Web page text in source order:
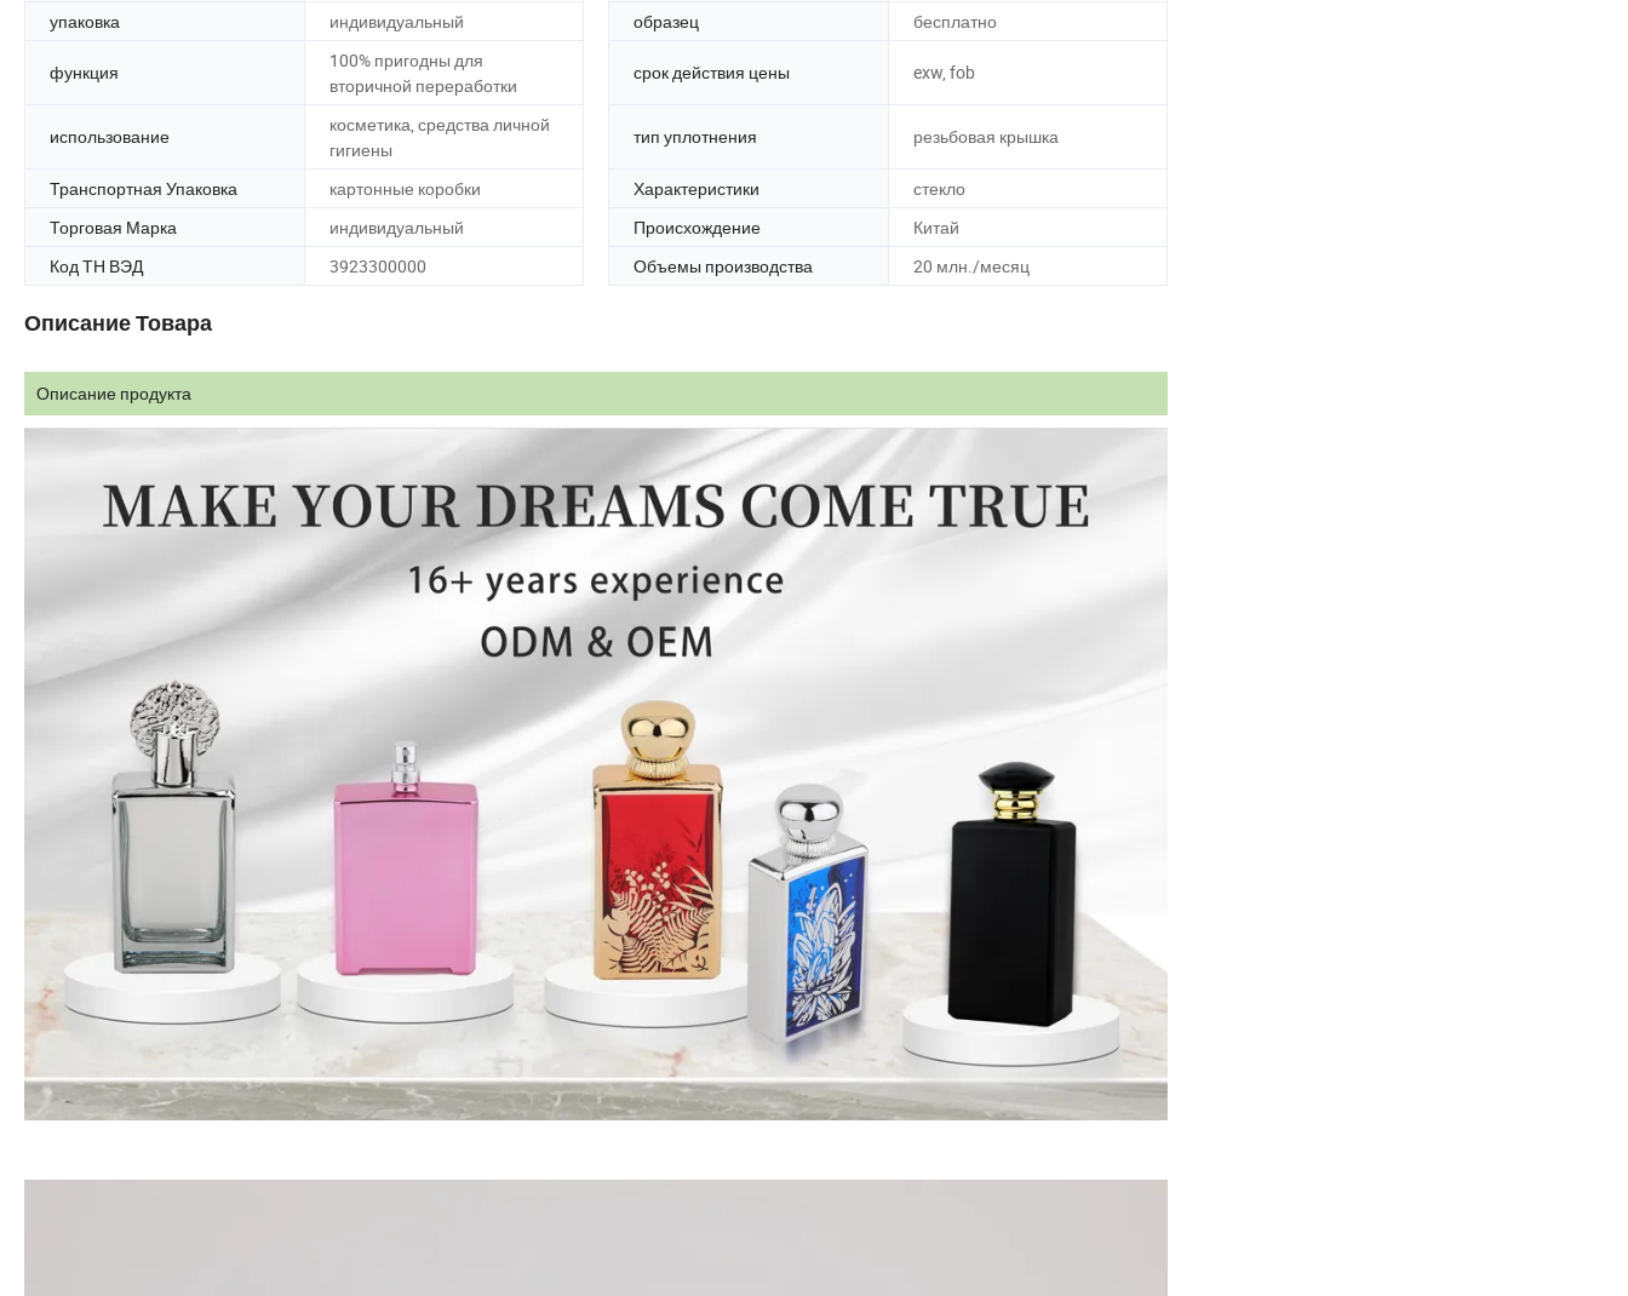
упаковка индивидуальный образец бесплатно
функция
100% пригодны для
вторичной переработки
срок действия цены exw, fob
использование
косметика, средства личной
гигиены
тип уплотнения резьбовая крышка
Транспортная Упаковка картонные коробки Характеристики
стекло
Торговая Марка
индивидуальный Происхождение
Китай
Код ТН ВЭД
3923300000 Объемы производства 20 млн./месяц
Описание Товара
Описание продукта